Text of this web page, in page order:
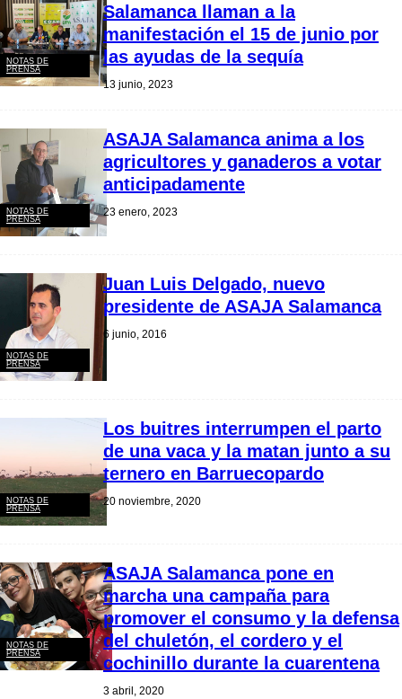
NOTAS DE
PRENSA
Salamanca llaman a la
manifestación el 15 de junio por
las ayudas de la sequía
13 junio, 2023
NOTAS DE
PRENSA
ASAJA Salamanca anima a los
agricultores y ganaderos a votar
anticipadamente
23 enero, 2023
NOTAS DE
PRENSA
Juan Luis Delgado, nuevo
presidente de ASAJA Salamanca
6 junio, 2016
NOTAS DE
PRENSA
Los buitres interrumpen el parto
de una vaca y la matan junto a su
ternero en Barruecopardo
20 noviembre, 2020
NOTAS DE
PRENSA
ASAJA Salamanca pone en
marcha una campaña para
promover el consumo y la defensa
del chuletón, el cordero y el
cochinillo durante la cuarentena
3 abril, 2020